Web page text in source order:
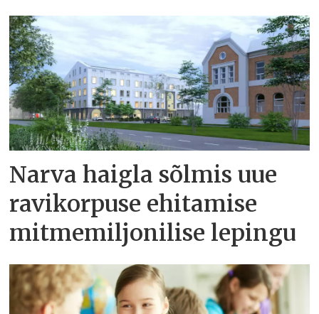
Narva haigla sõlmis uue
ravikorpuse ehitamise
mitmemiljonilise lepingu